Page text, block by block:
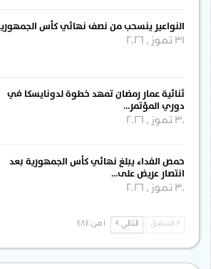
النواعير ينسحب من نصف نهائي كأس الجمهورية
31 تموز , 2026
ثنائية عمار رمضان تمهد خطوة لدونايسكا في
دوري المؤتمر…
30 تموز , 2026
حمص الفداء يبلغ نهائي كأس الجمهورية بعد
انتصار عريض على…
30 تموز , 2026
السابق التالي